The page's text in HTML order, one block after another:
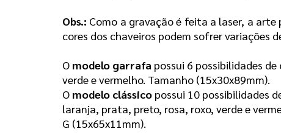
Obs.: Como a gravação é feita a laser, a arte
cores dos chaveiros podem sofrer variações
O modelo garrafa possui 6 possibilidades
verde e vermelho. Tamanho (15x30x89mm).
O modelo clássico possui 10 possibilidades
laranja, prata, preto, rosa, roxo, verde e
G (15x65x11mm).